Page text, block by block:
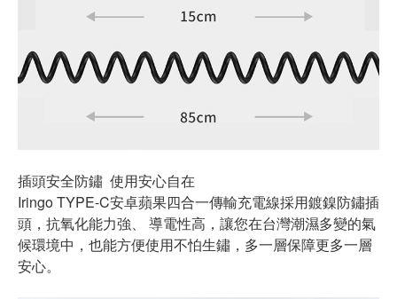
插頭安全防鏽 使用安心自在
Iringo TYPE-C安卓蘋果四合一傳輸充電線採用鍍鎳防鏽插
頭，抗氧化能力強、 導電性高，讓您在台灣潮濕多變的氣
候環境中，也能方便使用不怕生鏽，多一層保障更多一層
安心。